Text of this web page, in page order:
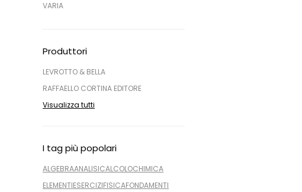
VARIA
Produttori
LEVROTTO & BELLA
RAFFAELLO CORTINA EDITORE
Visualizza tutti
I tag più popolari
ALGEBRAANALISICALCOLOCHIMICA
ELEMENTIESERCIZIFISICAFONDAMENTI